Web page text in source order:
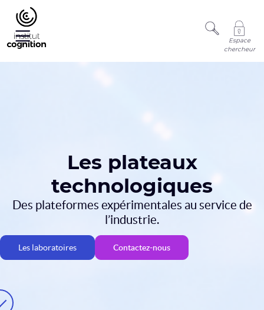
Espace
chercheur
Les plateaux
technologiques
Des plateformes expérimentales au service de
l’industrie.
Les laboratoires Contactez-nous